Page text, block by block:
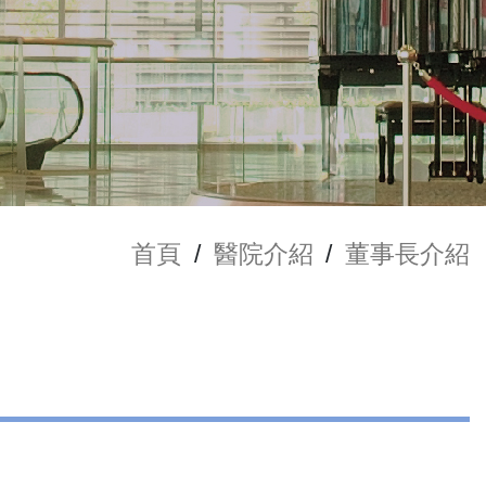
首頁 / 醫院介紹 / 董事長介紹